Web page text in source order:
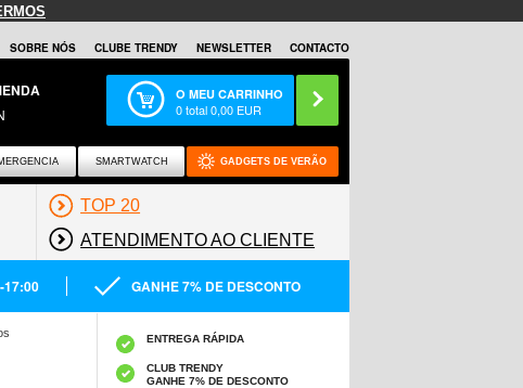
SOBRE NÓS CLUBE TRENDY NEWSLETTER CONTACTO
O MEU CARRINHO
0total0,00 EUR
SMARTWATCH GADGETS DE VERÃO
TOP 20
ATENDIMENTO AO CLIENTE
17:00 GANHE 7% DE DESCONTO
ENTREGA RÁPIDA
CLUB TRENDY
GANHE 7% DE DESCONTO